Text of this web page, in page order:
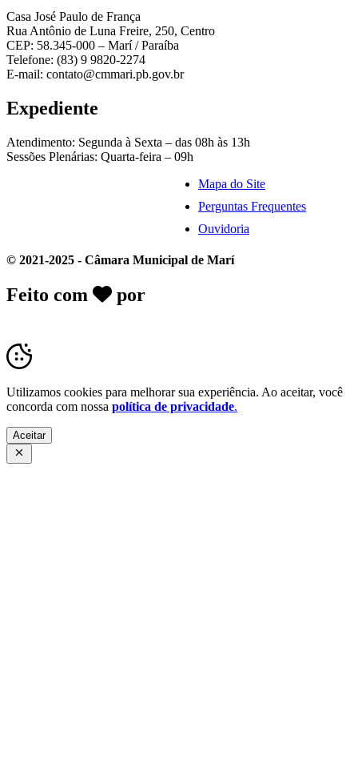
Casa José Paulo de França
Rua Antônio de Luna Freire, 250, Centro
CEP: 58.345-000 – Marí / Paraíba
Telefone: (83) 9 9820-2274
E-mail: contato@cmmari.pb.gov.br
Expediente
Atendimento: Segunda à Sexta – das 08h às 13h
Sessões Plenárias: Quarta-feira – 09h
Mapa do Site
Perguntas Frequentes
Ouvidoria
© 2021-2025 - Câmara Municipal de Marí
Feito com por
Utilizamos cookies para melhorar sua experiência. Ao aceitar, você
concorda com nossa política de privacidade.
Aceitar